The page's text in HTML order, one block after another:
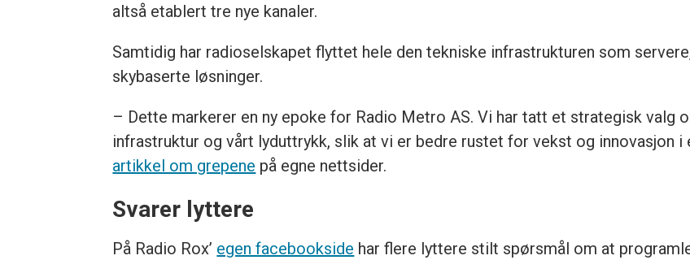
altså etablert tre nye kanaler.
Samtidig har radioselskapet flyttet hele den tekniske infrastrukturen som
skybaserte løsninger.
– Dette markerer en ny epoke for Radio Metro AS. Vi har tatt et strategisk valg
infrastruktur og vårt lyduttrykk, slik at vi er bedre rustet for vekst og innovasjon i
artikkel om grepene på egne nettsider.
Svarer lyttere
På Radio Rox’ egen facebookside har flere lyttere stilt spørsmål om at